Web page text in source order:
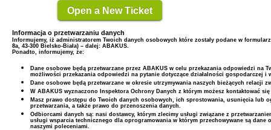
Open a New Ticket
Informacja o przetwarzaniu danych
Informujemy, iż administratorem Twoich danych osobowych które zostały podane w
8a, 43-300 Bielsko-Biała) – dalej: ABAKUS.
Ponadto, informujemy, że:
Dane osobowe będą przetwarzane przez ABAKUS w celu przekazania odpowiedzi
możliwości przekazania odpowiedzi na pytanie dotyczące działalności gospodarczej
Dane osobowe będą przetwarzane w okresie utrzymywania naszych bieżących relacji
W ABAKUS wyznaczono Inspektora Ochrony Danych z którym możesz kontaktować
Masz prawo dostępu do Twoich danych osobowych, ich sprostowania, usunięcia lub
przetwarzania, a także prawo do przenoszenia danych.
Odbiorcami danych są: nasi dostawcy, którym zlecimy usługi związane z
usługi wsparcia technicznego dla oprogramowania w którym przechowywane są
naszymi poleceniami.